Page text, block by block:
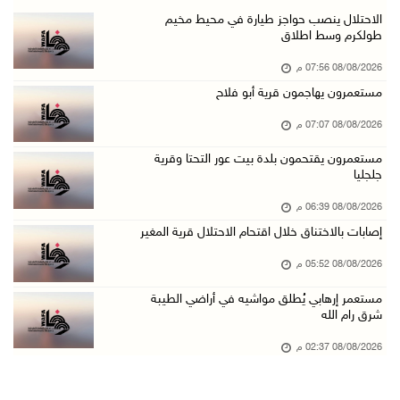
مستعمر إرهابي يُطلق مواشيه في أراضي الطيبة شر ...
08/آب/2026 02:37 م
إصابتان في هجوم للمستعمرين الإرهابيين على بيت ...
الرئيس يستقبل مجلس بلدية بيت لحم ويؤكد النهوض ...
08/آب/2026 02:11 م
الفيضانات في ولاية آسام الهندية تودي بـ98 شخص ...
08/آب/2026 12:42 م
الاحتلال يتوغل في بلدة ميس الجبل جنوب لبنان و ...
سلطة المياه تطلق مشروعا وطنيا يقود التحول نحو ...
الاحتلال ينصب حواجز طيارة في محيط مخيم
طولكرم وسط اطلاق
08/08/2026 07:56 م
مستعمرون يهاجمون قرية أبو فلاح
08/08/2026 07:07 م
مستعمرون يقتحمون بلدة بيت عور التحتا وقرية
جلجليا
08/08/2026 06:39 م
إصابات بالاختناق خلال اقتحام الاحتلال قرية المغير
08/08/2026 05:52 م
مستعمر إرهابي يُطلق مواشيه في أراضي الطيبة
شرق رام الله
08/08/2026 02:37 م